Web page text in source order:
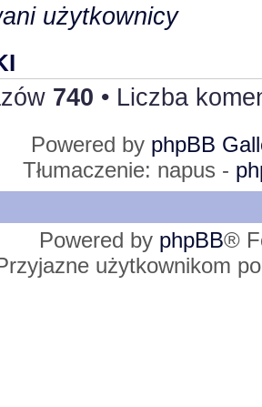
użytkownicy
740 • Liczba
Powered by phpBB
Tłumaczenie: napus -
Powered by phpBB®
użytkownikom